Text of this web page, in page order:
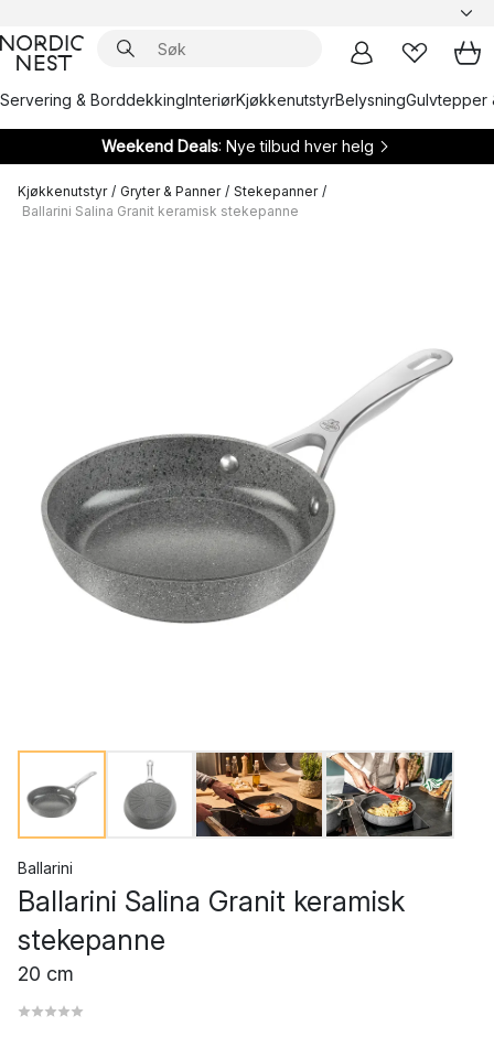
Servering & BorddekkingInteriørKjøkkenutstyrBelysningGulvtepper
Weekend Deals: Nye tilbud hver helg
Kjøkkenutstyr / Gryter & Panner / Stekepanner /
Ballarini Salina Granit keramisk stekepanne
Ballarini
Ballarini Salina Granit keramisk
stekepanne
20 cm